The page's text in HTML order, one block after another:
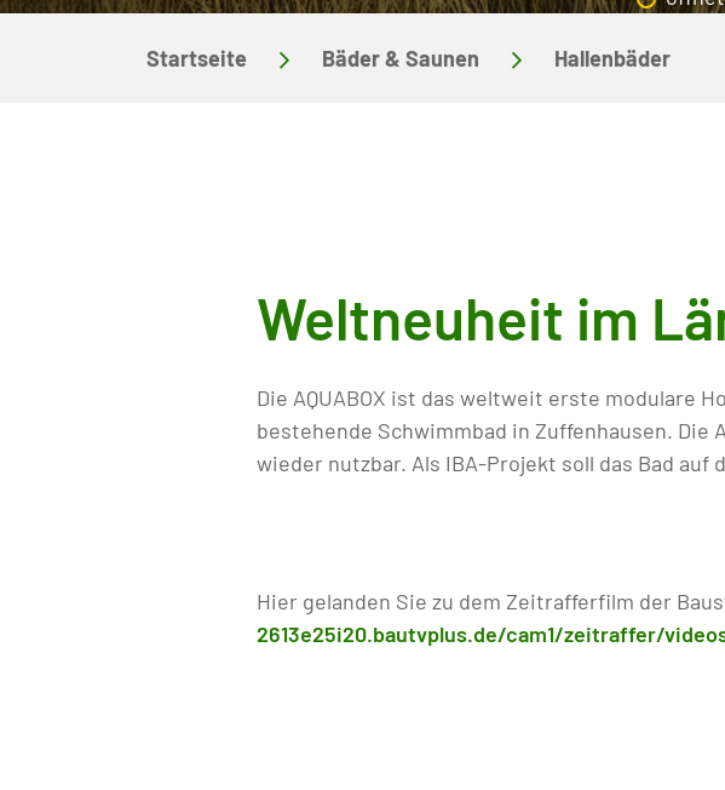
Startseite Bäder & Saunen Hallenbäder
Weltneuheit im
Die AQUABOX ist das weltweit erste modulare
bestehende Schwimmbad in Zuffenhausen. Die
wieder nutzbar. Als IBA-Projekt soll das Bad
Hier gelanden Sie zu dem Zeitrafferfilm der
2613e25i20.bautvplus.de/cam1/zeitraffer/